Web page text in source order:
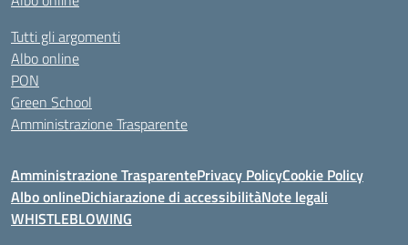
Tutti gli argomenti
Albo online
PON
Green School
Amministrazione Trasparente
Amministrazione TrasparentePrivacy PolicyCookie Policy
Albo onlineDichiarazione di accessibilitàNote legali
WHISTLEBLOWING